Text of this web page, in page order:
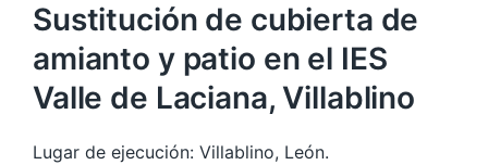
Sustitución de cubierta de
amianto y patio en el IES
Valle de Laciana, Villablino
Lugar de ejecución: Villablino, León.